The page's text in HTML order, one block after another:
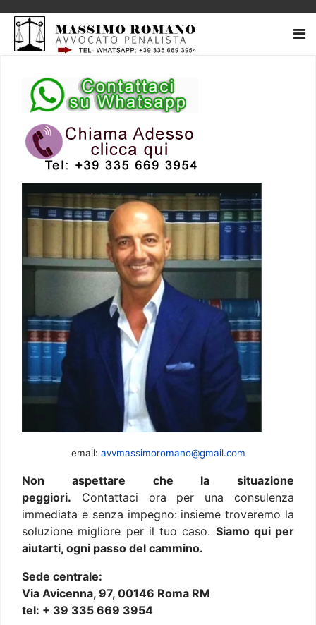
email: avvmassimoromano@gmail.com
Non aspettare che la situazione
peggiori. Contattaci ora per una consulenza
immediata e senza impegno: insieme troveremo la
soluzione migliore per il tuo caso. Siamo qui per
aiutarti, ogni passo del cammino.
Sede centrale:
Via Avicenna, 97, 00146 Roma RM
tel: + 39 335 669 3954